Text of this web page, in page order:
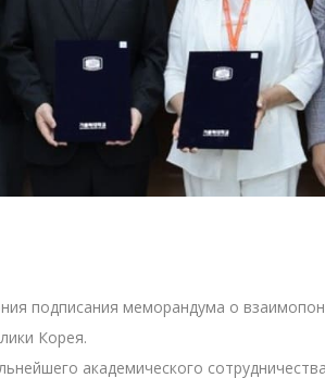
подписания меморандума о
Корея.
академического